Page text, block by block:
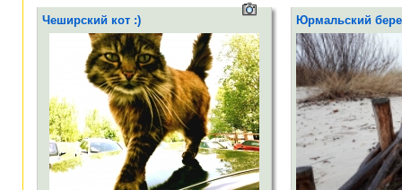
Чеширский кот :) Юрмальский